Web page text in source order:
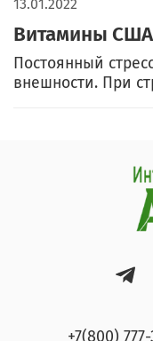
13.01.2022
Витамины
Постоянный
внешности. При
+7(800)